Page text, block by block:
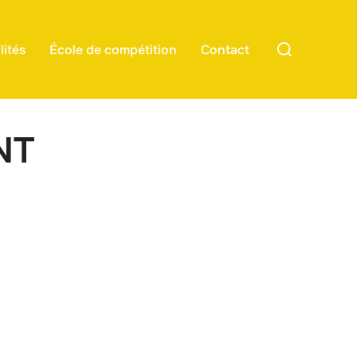
École de compétition Contact
Rechercher :